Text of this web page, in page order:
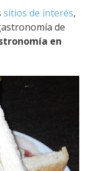
sitios de interés,
de
en